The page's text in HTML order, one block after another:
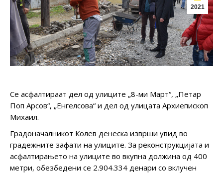
2021
Се асфалтираат дел од улиците „8-ми Март“, „Петар
Поп Арсов“, „Енгелсова“ и дел од улицата Архиепископ
Михаил.
Градоначалникот Колев денеска изврши увид во
градежните зафати на улиците. За реконструкцијата и
асфалтирањето на улиците во вкупна должина од 400
метри, обезбедени се 2.904.334 денари со вклучен